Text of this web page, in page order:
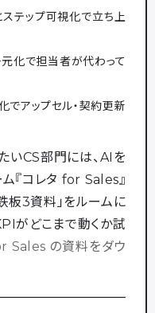
テップ可視化で立ち上
化で担当者が代わって
アップセル・契約更新
いCS部門には、AIを
『コレタ for Sales』
板3資料」をルームに
がどこまで動くか試
Sales の資料をダウ